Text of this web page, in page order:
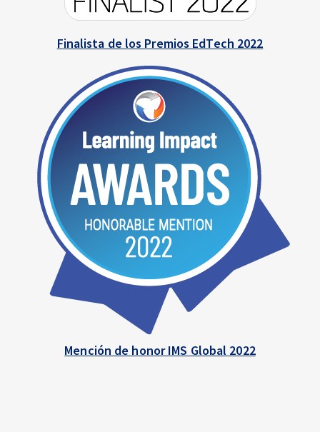
Finalista de los Premios EdTech 2022
Mención de honor IMS Global 2022